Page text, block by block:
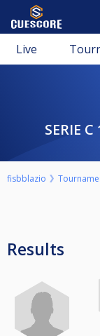
Live
SERIE
fisbblazio
Results